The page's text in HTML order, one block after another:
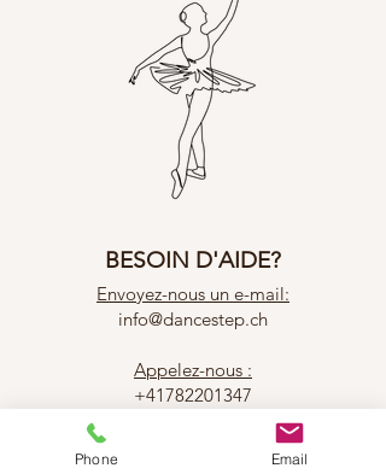
BESOIN D'AIDE?
Envoyez-nous un e-mail:
info@dancestep.ch
Appelez-nous :
+41782201347
Phone Email